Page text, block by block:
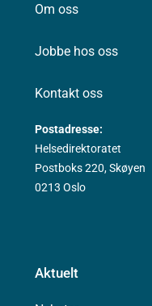
Om oss
Jobbe hos oss
Kontakt oss
Postadresse:
Helsedirektoratet
Postboks 220, Skøyen
0213 Oslo
Aktuelt